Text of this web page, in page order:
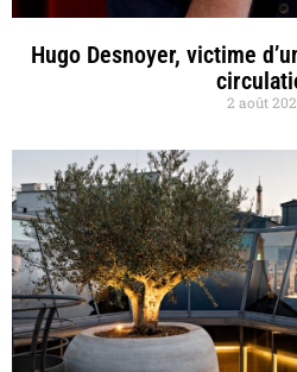
Hugo Desnoyer, victime
2 août